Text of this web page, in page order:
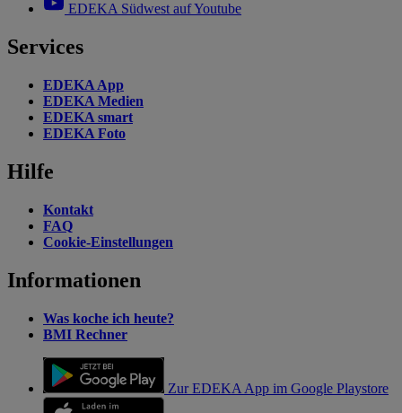
EDEKA Südwest auf Youtube
Services
EDEKA App
EDEKA Medien
EDEKA smart
EDEKA Foto
Hilfe
Kontakt
FAQ
Cookie-Einstellungen
Informationen
Was koche ich heute?
BMI Rechner
Zur EDEKA App im Google Playstore